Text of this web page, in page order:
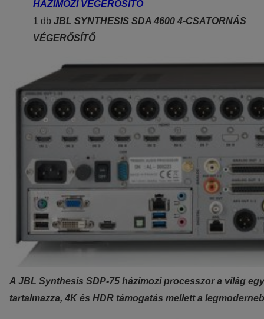
HÁZIMOZI VÉGERŐSÍTŐ
1 db JBL SYNTHESIS SDA 4600 4-CSATORNÁS
VÉGERŐSÍTŐ
A JBL Synthesis SDP-75 házimozi processzor a világ
tartalmazza, 4K és HDR támogatás mellett a